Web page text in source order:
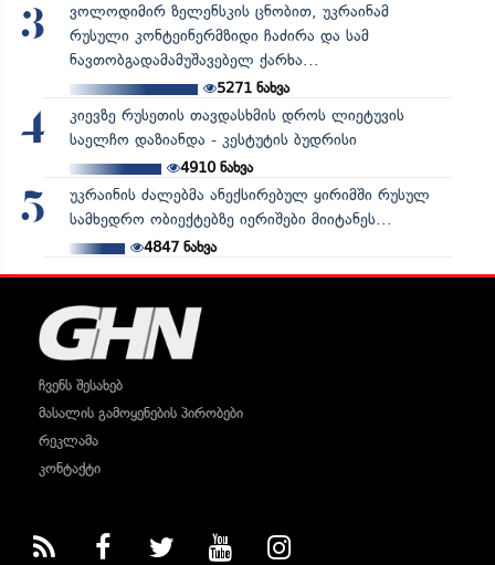
3
ვოლოდიმირ ზელენსკის ცნობით, უკრაინამ
რუსული კონტეინერმზიდი ჩაძირა და სამ
ნავთობგადამამუშავებელ ქარხა...
5271ნახვა
4
კიევზე რუსეთის თავდასხმის დროს ლიეტუვის
საელჩო დაზიანდა - კესტუტის ბუდრისი
4910ნახვა
5
უკრაინის ძალებმა ანექსირებულ ყირიმში რუსულ
სამხედრო ობიექტებზე იერიშები მიიტანეს...
4847ნახვა
ჩვენს შესახებ
მასალის გამოყენების პირობები
რეკლამა
კონტაქტი